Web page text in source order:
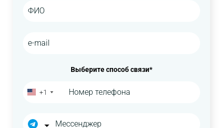
Выберите способ связи*
+1